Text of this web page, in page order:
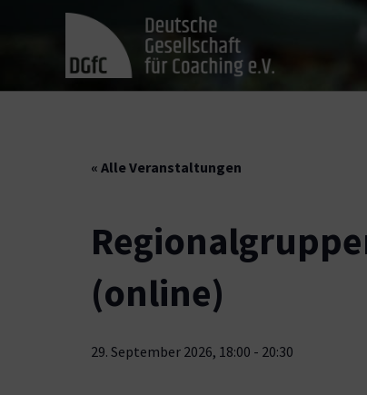
« Alle Veranstaltungen
(online)
29. September 2026, 18:00 - 20:30